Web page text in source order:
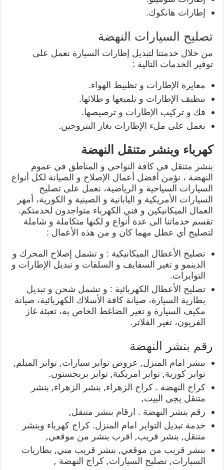
إطارات هانكوك.
تصليح السيارات النهضة
من خلال خدمتنا لتبديل إطارات السيارة نعمل على
توفير الخدمات التالية :
معايرة الإطارات و تظبيط الهواء.
تنظيف الإطارات و تلميعها و طلائها.
فك و تركيب الإطارات و ترصيصها.
نعمل على ملء الإطارات بغاز النتروجين.
كهرباء وبنشر متنقل النهضة
بنشر متنقل في كافة النواحي و المناطق في عموم
النهضة ، نؤمن أفضل أعمال الإصلاح و الصيانة لكل أنواع
السيارات السياحية و الرياضية، نعمل على تصليح
السيارات الأمريكية و اليابانية و الصينية و الكورية، أمهر
العمال الميكانيكين و فني الكهرباء متواجدون لخدمتكم.
تقسم خدماتنا الى عدة أنواع و لكنها متكاملة و شاملة
لتصليح أي عطل مهما كان و من هذه الأعمال :
تصليح الأعطال الميكانيكية : و تشمل إصلاح المحرك و
الدينمو و تغير السفايف و السلفات و تبديل الإطارات و
التوايرات.
تصليح الأعطال الكهربائية : و تشمل شحن و تبديل
بطارية السيارة، صيانة كافة الأسلاك الكهربائية، صيانة
مكيف السيارة و تغير الضاغط الخاص به، تعبئة غاز
الفريون، تغير الفلاتر.
رقم بنشر النهضة
بنشر امام المنزل, عروض تواير سيارات, تواير الميلم,
تواير كورية, تواير امريكية, تواير بريجستون.
كراج النهضة . كراج الزهراء, بنشر الزهراء, بنشر
متنقل يجي البيت,
رقم بنشر النهضة . ارقام بنشر متنقل,
خدمة تبديل التواير امام المنزل. كراج كهرباء وبنشر
متنقل, بنشر قريب, اقرب بنشر من موقعي,
بنشر قريب من موقعي, بنشر قريب مني, بطاريات
السيارات, تصليح السيارات, كراج النهضة ,